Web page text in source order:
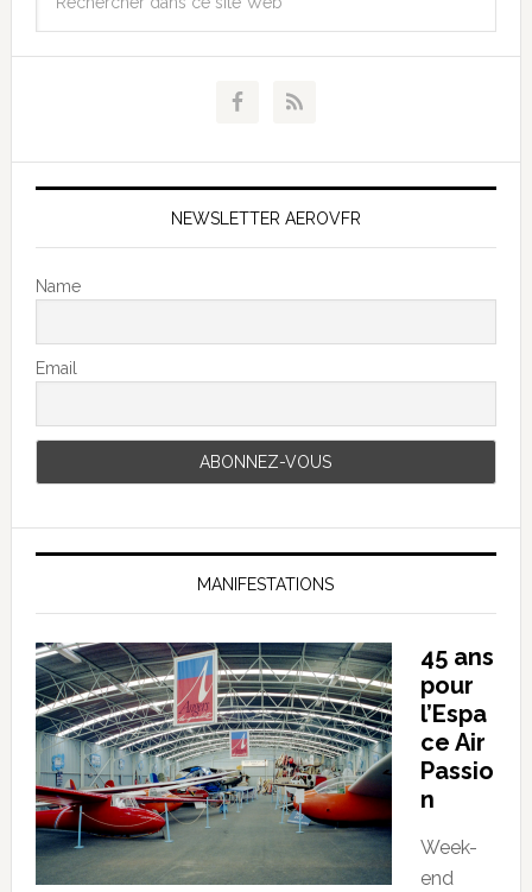
NEWSLETTER AEROVFR
Name
Email
MANIFESTATIONS
45 ans
pour
l’Espa
ce Air
Passio
n
Week-
end